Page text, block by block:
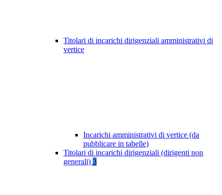
Titolari di incarichi dirigenziali amministrativi di
vertice
Incarichi amministrativi di vertice (da
pubblicare in tabelle)
Titolari di incarichi dirigenziali (dirigenti non
generali) 3